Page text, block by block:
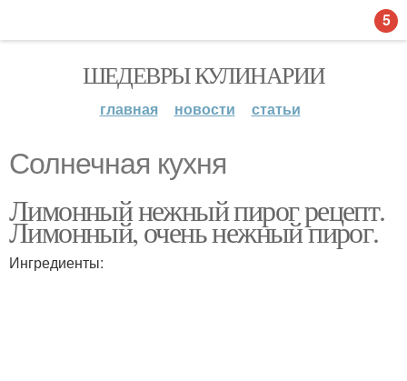
ШЕДЕВРЫ КУЛИНАРИИ
главная новости статьи
Солнечная кухня
Лимонный нежный пирог рецепт.
Лимонный, очень нежный пирог.
Ингредиенты:
5